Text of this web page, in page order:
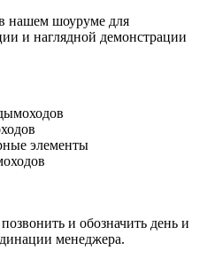
нашем шоуруме для
и наглядной демонстрации
элементы
и обозначить день и
менеджера.